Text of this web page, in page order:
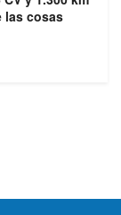
las cosas